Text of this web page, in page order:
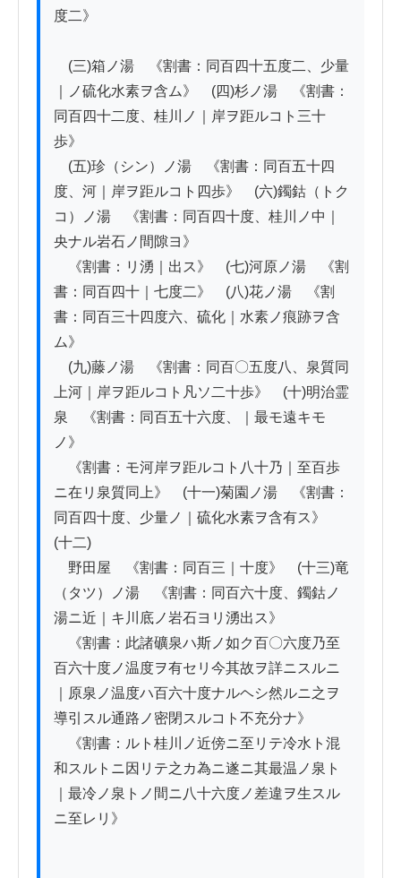
度二》
(三)箱ノ湯　《割書：同百四十五度二、少量
｜ノ硫化水素ヲ含ム》　(四)杉ノ湯　《割書：
同百四十二度、桂川ノ｜岸ヲ距ルコト三十
歩》
(五)珍（シン）ノ湯　《割書：同百五十四
度、河｜岸ヲ距ルコト四歩》　(六)鐲鈷（トク
コ）ノ湯　《割書：同百四十度、桂川ノ中｜
央ナル岩石ノ間隙ヨ》
《割書：リ湧｜出ス》　(七)河原ノ湯　《割
書：同百四十｜七度二》　(八)花ノ湯　《割
書：同百三十四度六、硫化｜水素ノ痕跡ヲ含
ム》
(九)藤ノ湯　《割書：同百〇五度八、泉質同
上河｜岸ヲ距ルコト凡ソ二十歩》　(十)明治霊
泉　《割書：同百五十六度、｜最モ遠キモ
ノ》
《割書：モ河岸ヲ距ルコト八十乃｜至百歩
ニ在リ泉質同上》　(十一)菊園ノ湯　《割書：
同百四十度、少量ノ｜硫化水素ヲ含有ス》
(十二)
野田屋　《割書：同百三｜十度》　(十三)竜
（タツ）ノ湯　《割書：同百六十度、鐲鈷ノ
湯ニ近｜キ川底ノ岩石ヨリ湧出ス》
《割書：此諸礦泉ハ斯ノ如ク百〇六度乃至
百六十度ノ温度ヲ有セリ今其故ヲ詳ニスルニ
｜原泉ノ温度ハ百六十度ナルヘシ然ルニ之ヲ
導引スル通路ノ密閉スルコト不充分ナ》
《割書：ルト桂川ノ近傍ニ至リテ冷水ト混
和スルトニ因リテ之カ為ニ遂ニ其最温ノ泉ト
｜最冷ノ泉トノ間ニ八十六度ノ差違ヲ生スル
ニ至レリ》